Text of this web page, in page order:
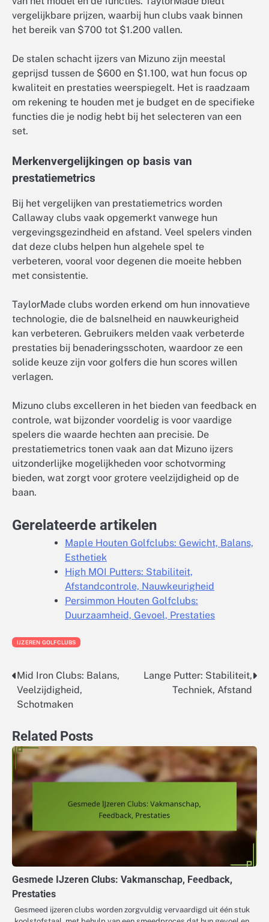
vergelijkbare prijzen, waarbij hun clubs vaak binnen
het bereik van $700 tot $1.200 vallen.
De stalen schacht ijzers van Mizuno zijn meestal
geprijsd tussen de $600 en $1.100, wat hun focus op
kwaliteit en prestaties weerspiegelt. Het is raadzaam
om rekening te houden met je budget en de specifieke
functies die je nodig hebt bij het selecteren van een
set.
Merkenvergelijkingen op basis van
prestatiemetrics
Bij het vergelijken van prestatiemetrics worden
Callaway clubs vaak opgemerkt vanwege hun
vergevingsgezindheid en afstand. Veel spelers vinden
dat deze clubs helpen hun algehele spel te
verbeteren, vooral voor degenen die moeite hebben
met consistentie.
TaylorMade clubs worden erkend om hun innovatieve
technologie, die de balsnelheid en nauwkeurigheid
kan verbeteren. Gebruikers melden vaak verbeterde
prestaties bij benaderingsschoten, waardoor ze een
solide keuze zijn voor golfers die hun scores willen
verlagen.
Mizuno clubs excelleren in het bieden van feedback en
controle, wat bijzonder voordelig is voor vaardige
spelers die waarde hechten aan precisie. De
prestatiemetrics tonen vaak aan dat Mizuno ijzers
uitzonderlijke mogelijkheden voor schotvorming
bieden, wat zorgt voor grotere veelzijdigheid op de
baan.
Gerelateerde artikelen
Maple Houten Golfclubs: Gewicht, Balans,
Esthetiek
High MOI Putters: Stabiliteit,
Afstandcontrole, Nauwkeurigheid
Persimmon Houten Golfclubs:
Duurzaamheid, Gevoel, Prestaties
IJZEREN GOLFCLUBS
Post
navigation
Mid Iron Clubs: Balans,
Veelzijdigheid,
Schotmaken
Lange Putter: Stabiliteit,
Techniek, Afstand
Related Posts
Gesmede IJzeren Clubs: Vakmanschap, Feedback,
Prestaties
Gesmeed ijzeren clubs worden zorgvuldig vervaardigd uit één stuk